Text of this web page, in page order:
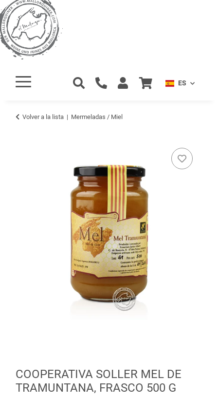
ES
Volver a la lista Mermeladas / Miel
COOPERATIVA SOLLER MEL DE
TRAMUNTANA, FRASCO 500 G